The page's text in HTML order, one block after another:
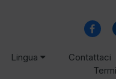
Lingua Contattaci